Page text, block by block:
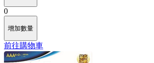
0
增加數量
前往購物車